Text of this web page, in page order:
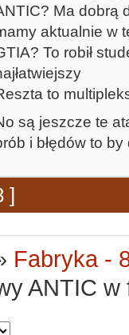
Ma dobrą
aktualnie w
To robił
to
są jeszcze te
i błędów to by
]
Fabryka -
ANTIC